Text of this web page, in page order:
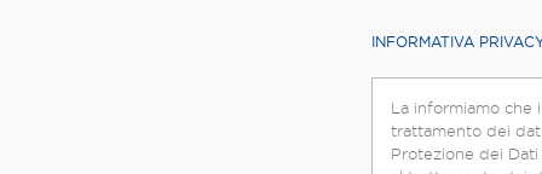
INFORMATIVA
La informiamo che
trattamento dei
Protezione dei Dati